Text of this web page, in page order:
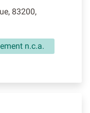
83200,
n.c.a.